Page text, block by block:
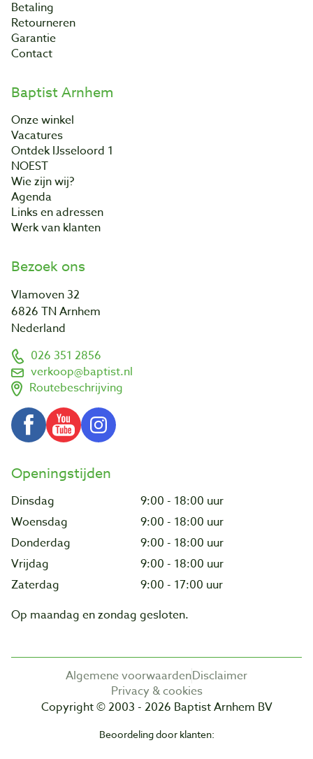
Betaling
Retourneren
Garantie
Contact
Baptist Arnhem
Onze winkel
Vacatures
Ontdek IJsseloord 1
NOEST
Wie zijn wij?
Agenda
Links en adressen
Werk van klanten
Bezoek ons
Vlamoven 32
6826 TN Arnhem
Nederland
026 351 2856
verkoop@baptist.nl
Routebeschrijving
Openingstijden
Dinsdag
9:00 - 18:00 uur
Woensdag
9:00 - 18:00 uur
Donderdag
9:00 - 18:00 uur
Vrijdag
9:00 - 18:00 uur
Zaterdag
9:00 - 17:00 uur
Op maandag en zondag gesloten.
Algemene voorwaardenDisclaimer
Privacy & cookies
Copyright © 2003 - 2026 Baptist Arnhem BV
Beoordeling door klanten: